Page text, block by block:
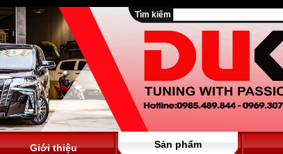
Tìm kiếm
Giới thiệu Sản phẩm